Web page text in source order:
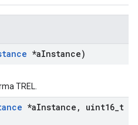
*aInstance)
TREL.
*aInstance , uint16 t